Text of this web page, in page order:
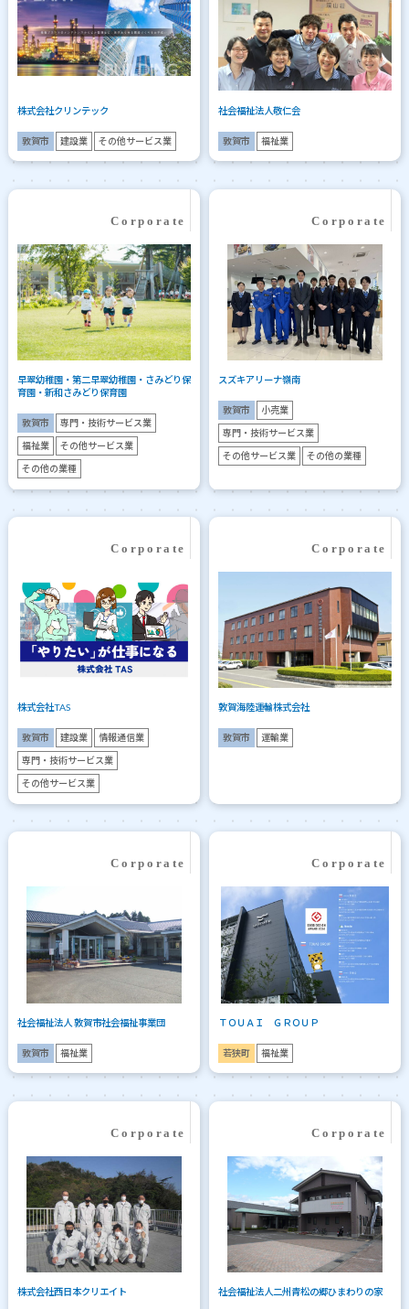
株式会社クリンテック
敦賀市 建設業 その他サービス業
社会福祉法人敬仁会
敦賀市 福祉業
早翠幼稚園・第二早翠幼稚園・さみどり保
育園・新和さみどり保育園
敦賀市 専門・技術サービス業
福祉業 その他サービス業
その他の業種
スズキアリーナ嶺南
敦賀市 小売業
専門・技術サービス業
その他サービス業 その他の業種
株式会社TAS
敦賀市 建設業 情報通信業
専門・技術サービス業
その他サービス業
敦賀海陸運輸株式会社
敦賀市 運輸業
社会福祉法人 敦賀市社会福祉事業団
敦賀市 福祉業
ＴＯＵＡＩ ＧＲＯＵＰ
若狭町 福祉業
株式会社西日本クリエイト 社会福祉法人二州青松の郷ひまわりの家